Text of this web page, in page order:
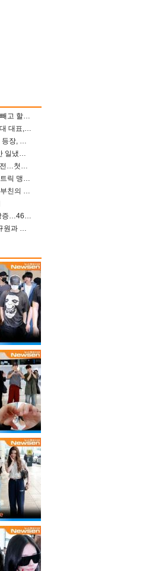
이승철 겹경사, 위고비로 살 쪽 빼고 할아버지 된다‥마음으로 낳은 딸 임신 자랑(유퀴즈)
‘71만 유튜버’ 배인규 신남성연대 대표, 오늘(5일) 숨진 채 발견…향년 36세
박주호 딸 나은 ‘골때녀’ 관중석 등장, 김민재 복제인간 보고 혼란 [결정적장면]
‘드라우닝 걔’ 우즈, 데뷔 12년만 일냈다…체조경기장 입성 확정
‘나는 SOLO’ 33기 첫날부터 반전…첫인상 0표 영호, 호감남 급부상
‘골때녀’ 올스타전, 마시마 포트트릭 맹추격전 5:4 골 잔치 ‘짜릿’ [어제TV]
눈물겨운 음문석, 무명 때 받은 부친의 전재산→폐암 父 세상 떠나기 전 여행(유퀴즈)[어제TV]
아이유, 이종석 결별→이관개방증…46장 꽉 채운 유애나 ♥ “열심히 사는 중”
트리플에스 김채연, 개그맨 김규원과 함께 프리뷰쇼 진행 [포토엔HD]